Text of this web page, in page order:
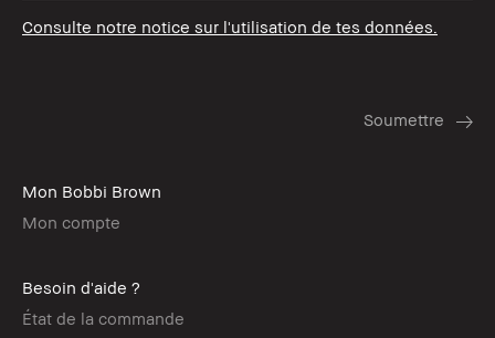
Consulte notre notice sur l'utilisation de tes données.
Mon Bobbi Brown
Mon compte
Besoin d'aide ?
État de la commande